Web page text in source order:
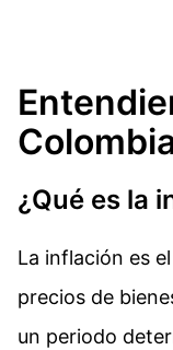
¿Qué es la
La inflación es
precios de
un periodo